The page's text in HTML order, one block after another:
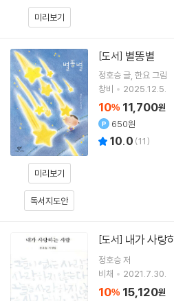
미리보기
미리보기
독서지도안
[도서] 별똥별
정호승글 한요 그림
창비
2025.12.5.
10% 11,700원
650원
10.0 (11)
[도서] 내가 사랑
정호승저
비채
2021.7.30.
10% 15,120원